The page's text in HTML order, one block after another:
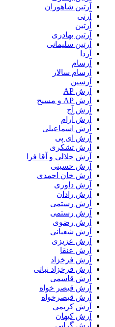
آرتين شاهوران
آرتی
آرتین
آرتین بهادری
آرتین سلیمانی
آردا
آرسام
آرسام سالار
آرسین
آرش AP
آرش AP و مسیح
آرش آج
آرش آرام
آرش اسماعیلی
آرش ای پی
آرش تشکری
آرش جلالی و آقا فرا
آرش حسینی
آرش خان احمدی
آرش داوری
آرش رادان
آرش رستمى
آرش رستمی
آرش رضوی
آرش شعبانی
آرش عزیزی
آرش عنقا
آرش فرخزاد
آرش فرخزاد نباتی
آرش قاسمی
آرش قیصر خواه
آرش قیصرخواه
آرش کریمی
آرش کیهان